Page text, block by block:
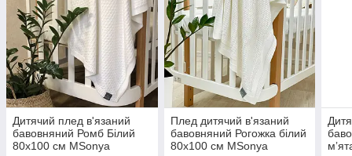
Дитячий плед в'язаний
бавовняний Ромб Білий
80х100 см MSonya
Плед дитячий в'язаний
бавовняний Рогожка білий
80х100 см MSonya